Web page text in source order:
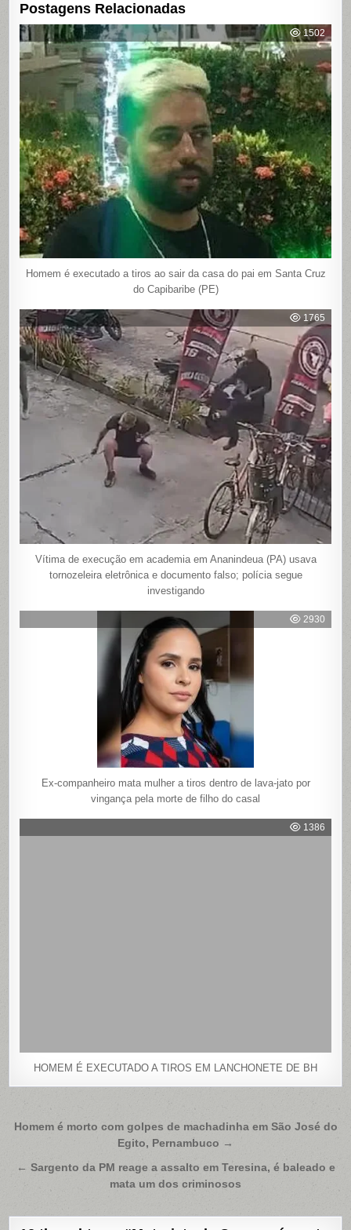
Postagens Relacionadas
1502
Homem é executado a tiros ao sair da casa do pai em Santa Cruz
do Capibaribe (PE)
1765
Vítima de execução em academia em Ananindeua (PA) usava
tornozeleira eletrônica e documento falso; polícia segue
investigando
2930
Ex-companheiro mata mulher a tiros dentro de lava-jato por
vingança pela morte de filho do casal
1386
HOMEM É EXECUTADO A TIROS EM LANCHONETE DE BH
Navegação
Post
Homem é morto com golpes de machadinha em São José do
Egito, Pernambuco →
← Sargento da PM reage a assalto em Teresina, é baleado e
mata um dos criminosos